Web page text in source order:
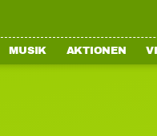
MUSIK AKTIONEN